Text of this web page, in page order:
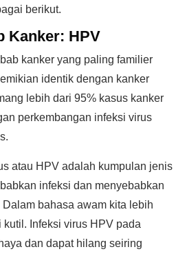
berikut.
Kanker: HPV
kanker yang paling familier
identik dengan kanker
lebih dari 95% kasus kanker
perkembangan infeksi virus
atau HPV adalah kumpulan jenis
infeksi dan menyebabkan
bahasa awam kita lebih
Infeksi virus HPV pada
dan dapat hilang seiring